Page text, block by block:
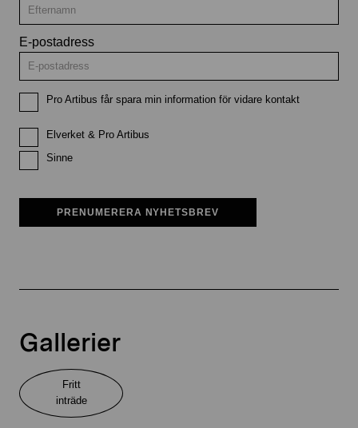
E-postadress
Pro Artibus får spara min information för vidare kontakt
Elverket & Pro Artibus
Sinne
PRENUMERERA NYHETSBREV
Gallerier
Fritt
inträde